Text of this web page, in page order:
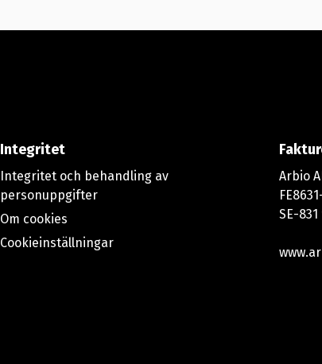
Integritet
Integritet och behandling av
personuppgifter
Om cookies
Cookieinställningar
Arbio
SE-